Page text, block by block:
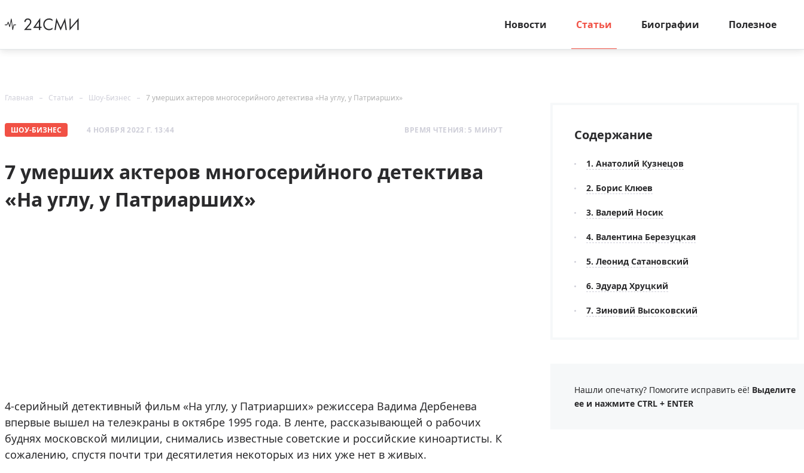
Новости Статьи Биографии Полезное
Главная Статьи Шоу-Бизнес 7 умерших актеров многосерийного детектива «На углу, у Патриарших»
ШОУ-БИЗНЕС 4 НОЯБРЯ 2022 Г. 13:44 ВРЕМЯ ЧТЕНИЯ: 5 МИНУТ
7 умерших актеров многосерийного детектива
«На углу, у Патриарших»
4-серийный детективный фильм «На углу, у Патриарших» режиссера Вадима Дербенева
впервые вышел на телеэкраны в октябре 1995 года. В ленте, рассказывающей о рабочих
буднях московской милиции, снимались известные советские и российские киноартисты. К
сожалению, спустя почти три десятилетия некоторых из них уже нет в живых.
Содержание
1. Анатолий Кузнецов
2. Борис Клюев
3. Валерий Носик
4. Валентина Березуцкая
5. Леонид Сатановский
6. Эдуард Хруцкий
7. Зиновий Высоковский
Нашли опечатку? Помогите исправить её! Выделите
ее и нажмите CTRL + ENTER